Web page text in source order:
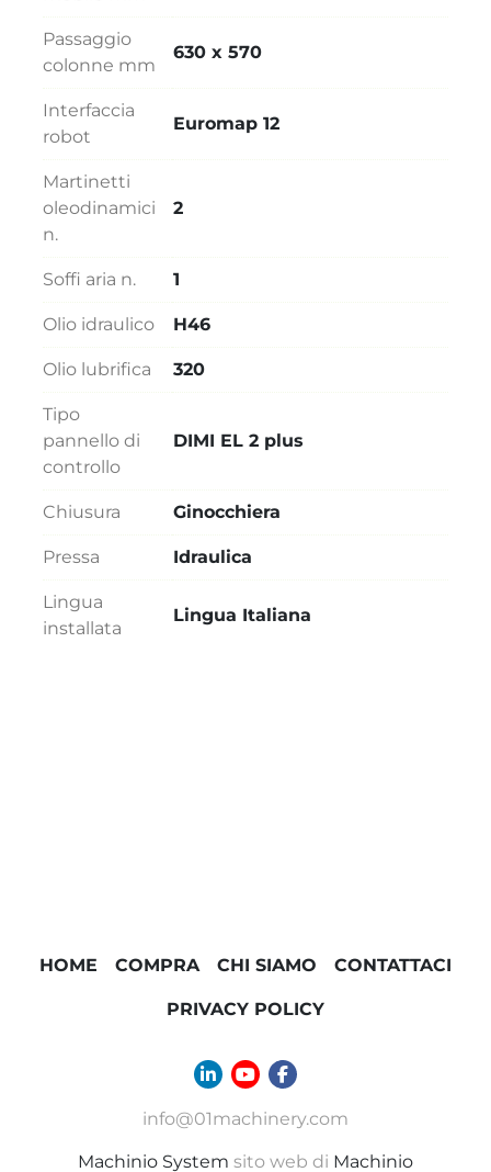
Passaggio
colonne mm
630 x 570
Interfaccia
robot
Euromap 12
Martinetti
oleodinamici
n.
2
Soffi aria n. 1
Olio idraulico H46
Olio lubrifica 320
Tipo
pannello di
controllo
DIMI EL 2 plus
Chiusura Ginocchiera
Pressa Idraulica
Lingua
installata
Lingua Italiana
HOME COMPRA CHI SIAMO CONTATTACI
PRIVACY POLICY
linkedinyoutubefacebook
info@01machinery.com
Machinio System sito web di Machinio